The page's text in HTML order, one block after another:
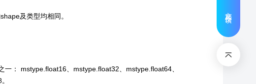
及类型均相同。
一： mstype.float16、mstype.float32、mstype.float64、